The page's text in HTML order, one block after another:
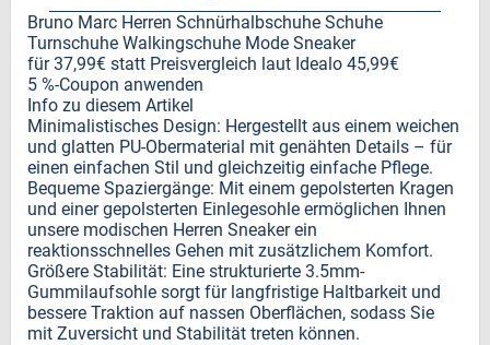
Bruno Marc Herren Schnürhalbschuhe Schuhe
Turnschuhe Walkingschuhe Mode Sneaker
für 37,99€ statt Preisvergleich laut Idealo 45,99€
5 %-Coupon anwenden
Info zu diesem Artikel
Minimalistisches Design: Hergestellt aus einem weichen
und glatten PU-Obermaterial mit genähten Details – für
einen einfachen Stil und gleichzeitig einfache Pflege.
Bequeme Spaziergänge: Mit einem gepolsterten Kragen
und einer gepolsterten Einlegesohle ermöglichen Ihnen
unsere modischen Herren Sneaker ein
reaktionsschnelles Gehen mit zusätzlichem Komfort.
Größere Stabilität: Eine strukturierte 3.5mm-
Gummilaufsohle sorgt für langfristige Haltbarkeit und
bessere Traktion auf nassen Oberflächen, sodass Sie
mit Zuversicht und Stabilität treten können.